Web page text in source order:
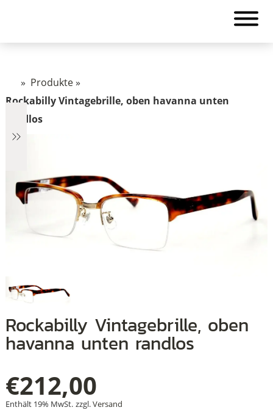
» Produkte»
Rockabilly Vintagebrille, oben havanna unten
randlos
Rockabilly Vintagebrille, oben
havanna unten randlos
€212,00
Enthält 19% MwSt. zzgl.Versand
+
+
+